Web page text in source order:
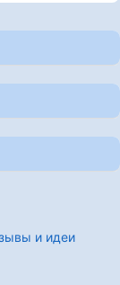
и идеи